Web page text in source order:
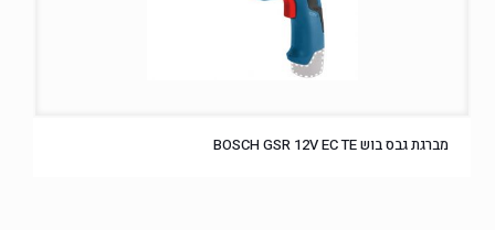
מברגת גבס בוש BOSCH GSR 12V EC TE